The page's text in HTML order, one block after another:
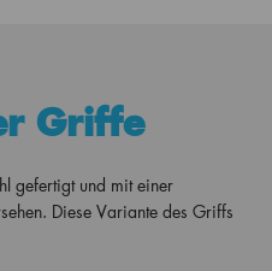
Griffe
gefertigt und mit einer
Diese Variante des Griffs